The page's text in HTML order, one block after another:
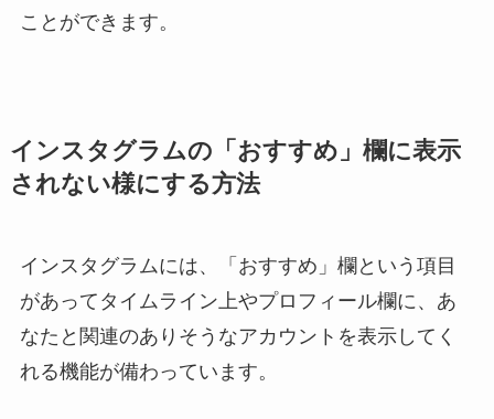
ことができます。
インスタグラムの「おすすめ」欄に表示
されない様にする方法
インスタグラムには、「おすすめ」欄という項目
があってタイムライン上やプロフィール欄に、 あ
なたと関連のありそうなアカウントを表示してく
れる機能が備わっています。